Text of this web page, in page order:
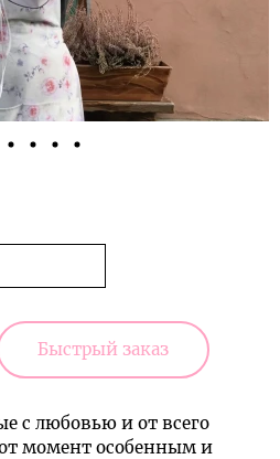
Быстрый заказ
с любовью и от всего
момент особенным и